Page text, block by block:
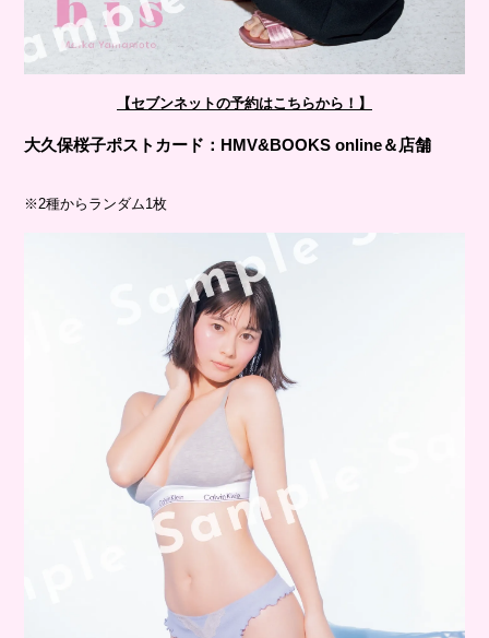
【セブンネットの予約はこちらから！】
⼤久保桜⼦ポストカード：HMV&BOOKS online＆店舗
※2種からランダム1枚